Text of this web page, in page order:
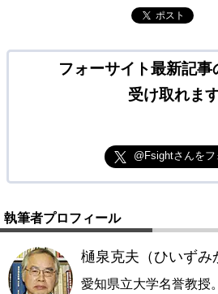
ポスト
フォーサイト最新記事
受け取れます
@Fsightさんをフ
執筆者プロフィール
樋泉克夫（ひいずみ
愛知県立大学名誉教授